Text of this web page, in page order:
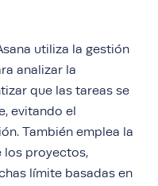
utiliza la gestión
analizar la
que las tareas se
evitando el
También emplea la
los proyectos,
límite basadas en